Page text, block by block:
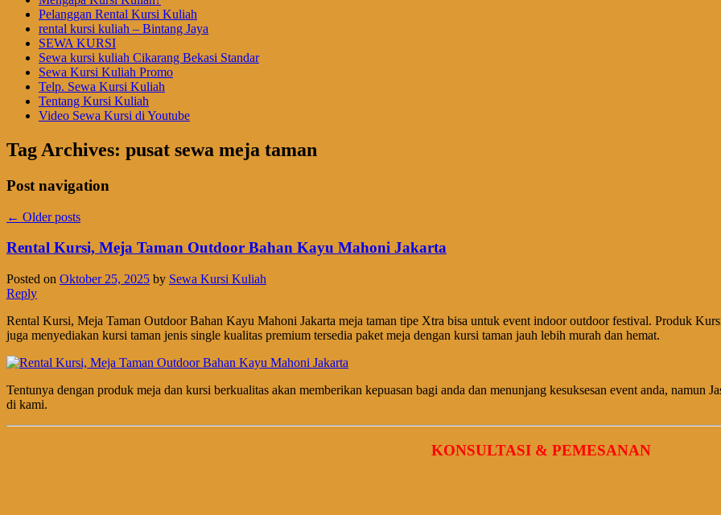
Pelanggan Rental Kursi Kuliah
rental kursi kuliah – Bintang Jaya
SEWA KURSI
Sewa kursi kuliah Cikarang Bekasi Standar
Sewa Kursi Kuliah Promo
Telp. Sewa Kursi Kuliah
Tentang Kursi Kuliah
Video Sewa Kursi di Youtube
Tag Archives: pusat sewa meja taman
Post navigation
← Older posts
Rental Kursi, Meja Taman Outdoor Bahan Kayu Mahoni Jakarta
Posted on Oktober 25, 2025 by Sewa Kursi Kuliah
Reply
Rental Kursi, Meja Taman Outdoor Bahan Kayu Mahoni Jakarta meja taman tipe Xtra bisa untuk event indoor outdoor festival. Produk
juga menyediakan kursi taman jenis single kualitas premium tersedia paket meja dengan kursi taman jauh lebih murah dan hemat.
Tentunya dengan produk meja dan kursi berkualitas akan memberikan kepuasan bagi anda dan menunjang kesuksesan event anda, namun
di kami.
KONSULTASI & PEMESANAN